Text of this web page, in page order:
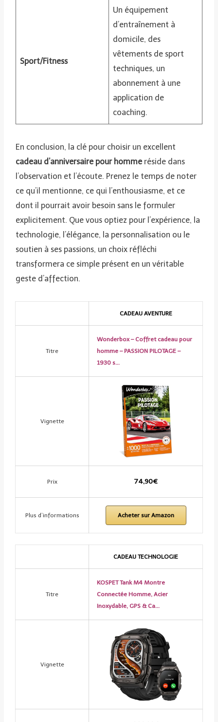
Sport/Fitness
Un équipement
d’entraînement à
domicile, des
vêtements de sport
techniques, un
abonnement à une
application de
coaching.
En conclusion, la clé pour choisir un excellent
cadeau d’anniversaire pour hommeréside dans
l’observation et l’écoute. Prenez le temps de noter
ce qu’il mentionne, ce qui l’enthousiasme, et ce
dont il pourrait avoir besoin sans le formuler
explicitement. Que vous optiez pour l’expérience, la
technologie, l’élégance, la personnalisation ou le
soutien à ses passions, un choix réfléchi
transformera ce simple présent en un véritable
geste d’affection.
CADEAU AVENTURE
Titre
Wonderbox – Coffret cadeau pour
homme – PASSION PILOTAGE –
1930 s…
Vignette
Prix 74,90€
Plus d’informations Acheter sur Amazon
CADEAU TECHNOLOGIE
Titre
KOSPET Tank M4 Montre
Connectée Homme, Acier
Inoxydable, GPS & Ca…
Vignette